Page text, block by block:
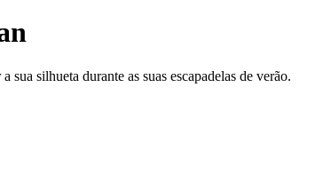
silhueta durante as suas escapadelas de verão.